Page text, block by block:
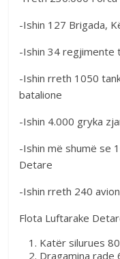
-Ishin 127 Brigada,
-Ishin 34 regjimente
-Ishin rreth 1050
batalione
-Ishin 4.000 gryka
-Ishin më shumë se
Detare
-Ishin rreth 240
Flota Luftarake
Katër silurues
Dragamina rade